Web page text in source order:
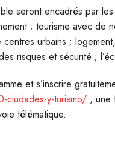
seront encadrés par
; tourisme avec de
urbains ;
risques et sécurité ;
et s’inscrire
ciudades-y-turismo/ , une
télématique.